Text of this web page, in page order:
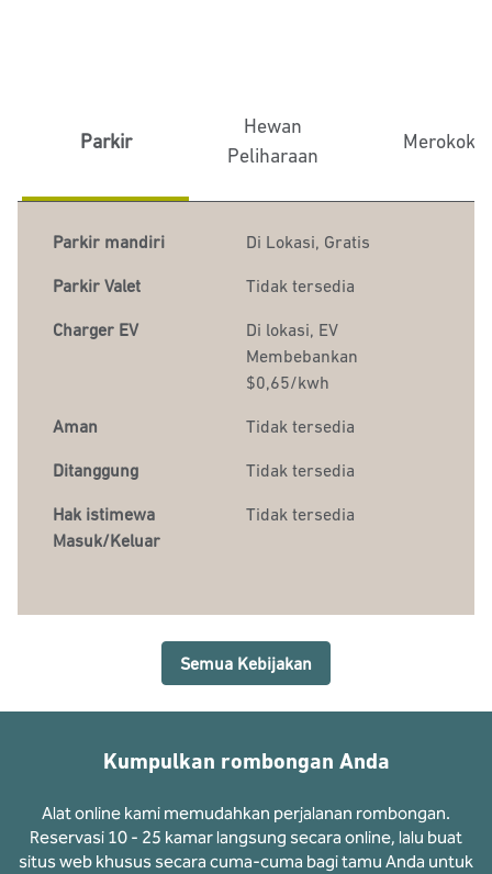
Parkir
Hewan
Peliharaan
Merokok
Parkir mandiri Di Lokasi, Gratis
Parkir Valet Tidak tersedia
Charger EV Di lokasi, EV
Membebankan
$0,65/kwh
Aman Tidak tersedia
Ditanggung Tidak tersedia
Hak istimewa
Masuk/Keluar
Tidak tersedia
Semua Kebijakan
Kumpulkan rombongan Anda
Alat online kami memudahkan perjalanan rombongan.
Reservasi 10 - 25 kamar langsung secara online, lalu buat
situs web khusus secara cuma-cuma bagi tamu Anda untuk